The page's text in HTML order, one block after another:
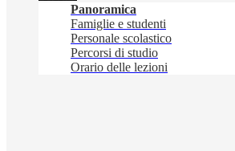
Panoramica
Famiglie e studenti
Personale scolastico
Percorsi di studio
Orario delle lezioni